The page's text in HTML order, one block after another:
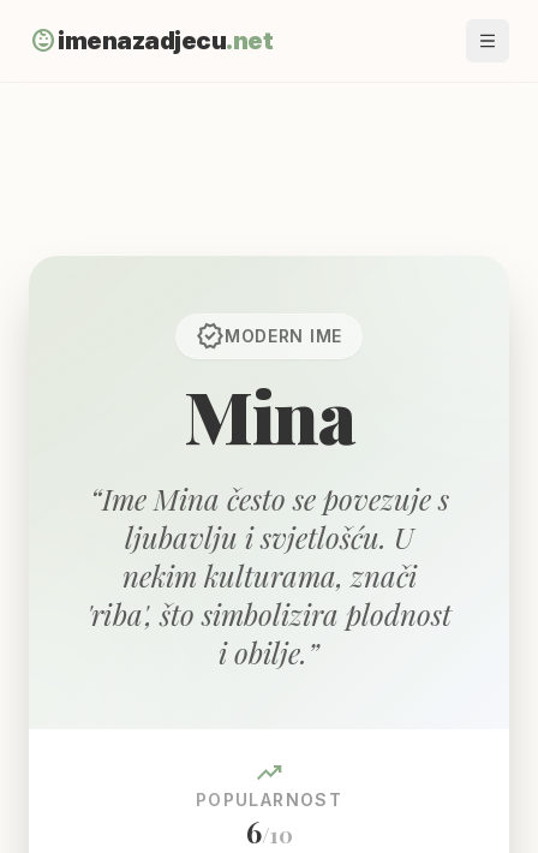
child_careimenazadjecu.net
verifiedMODERN IME
Mina
“Ime Mina često se povezuje s
ljubavlju i svjetlošću. U
nekim kulturama, znači
'riba', što simbolizira plodnost
i obilje.”
trending_up
POPULARNOST
6/10